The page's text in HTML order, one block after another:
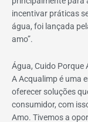
incentivar práticas
água, foi lançada
amo”.
Água, Cuido Porque
A Acqualimp é uma
oferecer soluções
consumidor, com
Amo. Tivemos a